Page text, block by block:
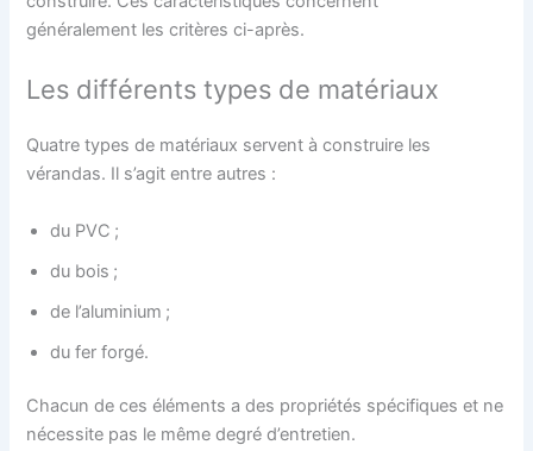
généralement les critères ci-après.
Les différents types de matériaux
Quatre types de matériaux servent à construire les
vérandas. Il s’agit entre autres :
du PVC ;
du bois ;
de l’aluminium ;
du fer forgé.
Chacun de ces éléments a des propriétés spécifiques et ne
nécessite pas le même degré d’entretien.